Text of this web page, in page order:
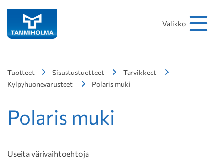
Valikko
Tuotteet Sisustustuotteet
Tarvikkeet
Kylpyhuonevarusteet
Polaris muki
Polaris muki
Useita värivaihtoehtoja